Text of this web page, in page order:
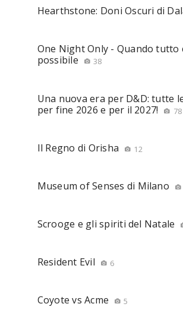
Hearthstone: Doni Oscuri di
One Night Only - Quando tutto
possibile
38
Una nuova era per D&D: tutte
per fine 2026 e per il 2027!
78
Il Regno di Orisha 12
Museum of Senses di Milano
Scrooge e gli spiriti del Natale
Resident Evil 6
Coyote vs Acme 5